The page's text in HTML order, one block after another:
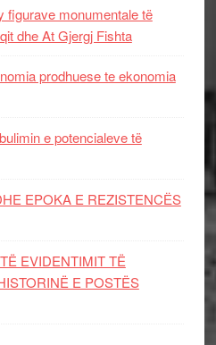
figurave monumentale të
dhe At Gjergj Fishta
prodhuese te ekonomia
e potencialeve të
EPOKA E REZISTENCЁS
EVIDENTIMIT TË
E POSTËS